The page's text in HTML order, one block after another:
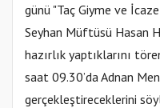
günü "Taç Giyme ve
Seyhan Müftüsü Hasan
hazırlık yaptıklarını
saat 09.30’da Adnan
gerçekleştireceklerini